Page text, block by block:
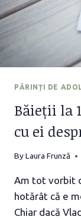
PĂRINȚI DE
Băieții la
cu ei
ByLaura Frunză
Am tot vorbit
hotărât că e
Chiar dacă